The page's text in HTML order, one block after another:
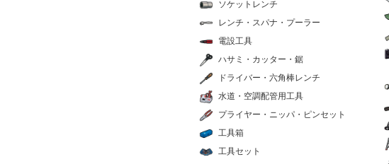
ソケットレンチ
レンチ・スパナ・プーラー
電設工具
ハサミ・カッター・鋸
ドライバー・六角棒レンチ
水道・空調配管用工具
プライヤー・ニッパ・ピンセット
工具箱
工具セット